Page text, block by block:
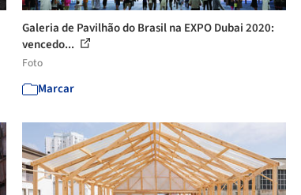
Galeria de Pavilhão do Brasil na EXPO Dubai 2020:
vencedo...
Foto
Marcar